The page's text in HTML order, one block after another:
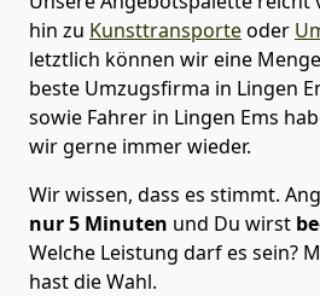
hin zu Kunsttransporteoder
letztlich können wir eine
beste Umzugsfirma in Lingen
sowie Fahrer in Lingen Ems
wir gerne immer wieder.
Wir wissen, dass es stimmt.
nur 5 Minuten und Du wirst
Welche Leistung darf es sein?
hast die Wahl.